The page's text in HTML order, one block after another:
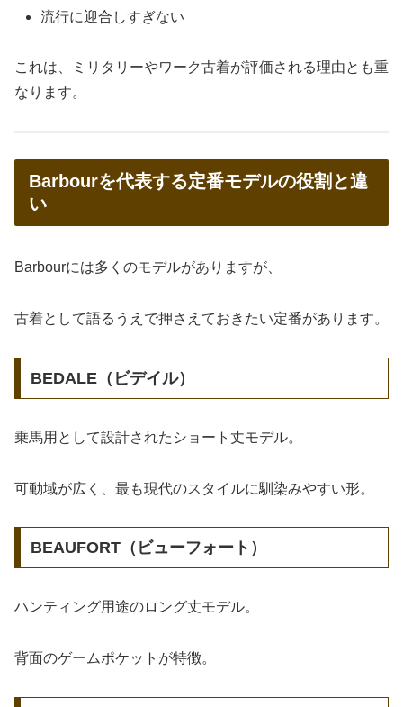
流行に迎合しすぎない
これは、ミリタリーやワーク古着が評価される理由とも重
なります。
Barbourを代表する定番モデルの役割と違
い
Barbourには多くのモデルがありますが、
古着として語るうえで押さえておきたい定番があります。
BEDALE（ビデイル）
乗馬用として設計されたショート丈モデル。
可動域が広く、最も現代のスタイルに馴染みやすい形。
BEAUFORT（ビューフォート）
ハンティング用途のロング丈モデル。
背面のゲームポケットが特徴。